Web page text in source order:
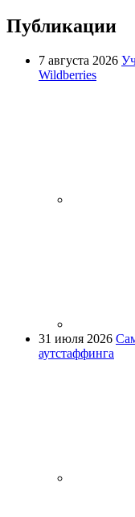
Публикации
7 августа 2026
Wildberries
31 июля 2026
аутстаффинга